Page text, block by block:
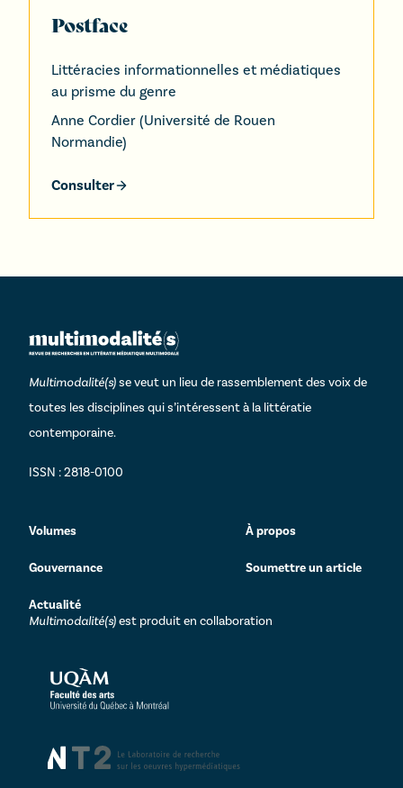
Postface
Littéracies informationnelles et médiatiques
au prisme du genre
Anne Cordier (Université de Rouen
Normandie)
Consulter
Multimodalité(s)se veut un lieu de rassemblement des voix de
toutes les disciplines qui s’intéressent à la littératie
contemporaine.
ISSN : 2818-0100
Volumes À propos
Gouvernance Soumettre un article
Actualité
Multimodalité(s)est produit en collaboration